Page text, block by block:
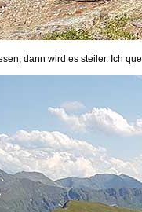
dann wird es steiler. Ich